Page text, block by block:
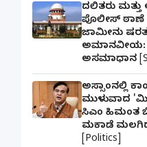
ದಲಿತರು
ಪೊಲೀಸ್ ಠಾಣೆ
ಜಾಮೀನು
ಅಮಾನವೀಯ:
ಅಸಮಾಧಾನ
ಅಸ್ಸಾಂನಲ್ಲಿ
ಮುಳುವಾದ
ಸಿಎಂ ಹಿಮಂತ
ಮಕಾಡೆ
[Politics]